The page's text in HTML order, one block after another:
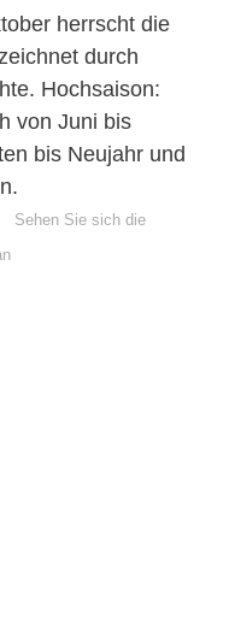
herrscht die
durch
Hochsaison:
von Juni bis
bis Neujahr und
Sehen Sie sich die